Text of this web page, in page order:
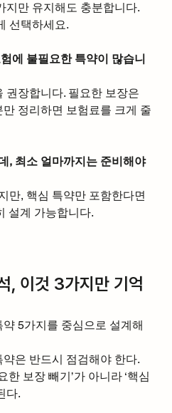
만 유지해도 충분합니다.
선택하세요.
에 불필요한 특약이 많습니
장합니다. 필요한 보장은
정리하면 보험료를 크게 줄
, 최소 얼마까지는 준비해야
만, 핵심 특약만 포함한다면
설계 가능합니다.
, 이것 3가지만 기억
5가지를 중심으로 설계해
은 반드시 점검해야 한다.
한 보장 빼기’가 아니라 ‘핵심
다.